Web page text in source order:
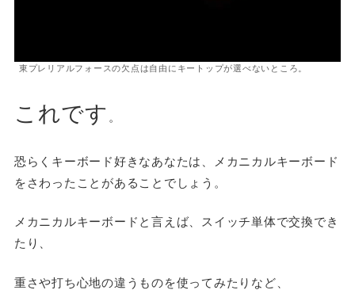
東プレリアルフォースの欠点は自由にキートップが選べないところ。
これです 。
恐らくキーボード好きなあなたは、メカニカルキーボード
をさわったことがあることでしょう。
メカニカルキーボードと言えば、スイッチ単体で交換でき
たり、
重さや打ち心地の違うものを使ってみたりなど、